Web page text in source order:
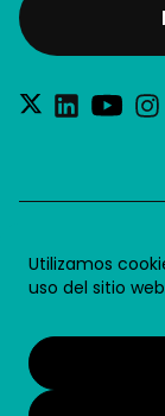
Utilizamos
uso del sitio
®2026 Future for
Política de
Política de cookies